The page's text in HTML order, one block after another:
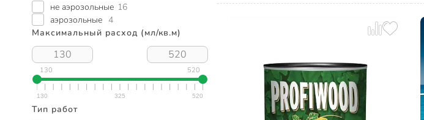
не аэрозольные 16
аэрозольные 4
Максимальный расход (мл/кв.м)
130 520
Тип работ